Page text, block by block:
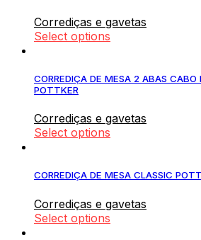
Corrediças e gavetas
Select options
CORREDIÇA DE MESA 2 ABAS
POTTKER
Corrediças e gavetas
Select options
CORREDIÇA DE MESA CLASSIC
Corrediças e gavetas
Select options